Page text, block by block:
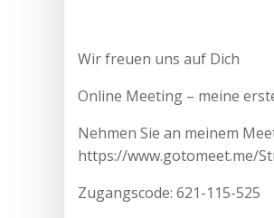
Wir freuen uns auf Dich
Online Meeting – meine
Nehmen Sie an meinem
https://www.gotomeet.me/
Zugangscode: 621-115-525